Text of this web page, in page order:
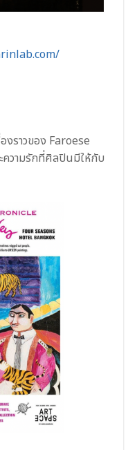
งราวของ Faroese
ความรักที่ศิลปินมีให้กับ